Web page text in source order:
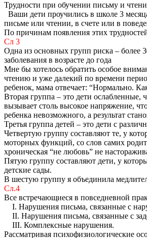
Трудности при обучении письму и
Ваши дети проучились в школе 3
письме или чтении, в счете или в
По причинам появления этих
Сл 3
Одна из основных групп риска – более
заболевания в возрасте до года
Мне бы хотелось обратить особое
чтению и уже далекий по времени
ребенок, мама отвечает: “Нормально.
Вторая группа – это дети
вызывает столь высокое напряжение,
ребенка невозможного, а результат
Третья группа детей – это дети с
Четвертую группу составляют те, у
моторных функций, со слов самих
хроническая “не любовь” не
Пятую группу составляют дети, у
детские сады.
В шестую группу я объединила
Сл.4
Все встречающиеся в повседневной
I. Нарушения письма, связанные с
II. Нарушения письма, связанные с
III. Комплексные нарушения.
Рассматривая психофизиологические